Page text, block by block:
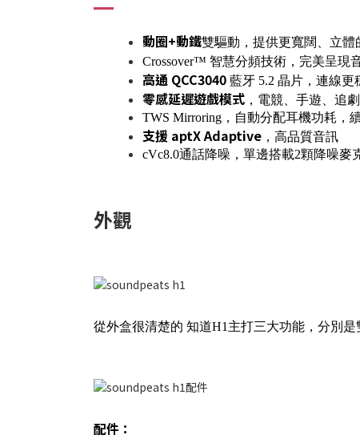
動圈+動鐵雙驅動，提供更寬闊、立體
Crossover™ 智慧分頻技術，完美呈現
高通 QCC3040 藍牙 5.2 晶片，連線更
零感延遲遊戲模式 ，電競、手遊、追
TWS Mirroring，自動分配耳機功耗，
支援 aptX Adaptive ，高品質音訊
cVc8.0通話降噪，單邊搭載2顆降噪麥
外觀
從外盒很清楚的 知道H1主打三大功能，分別是
配件：